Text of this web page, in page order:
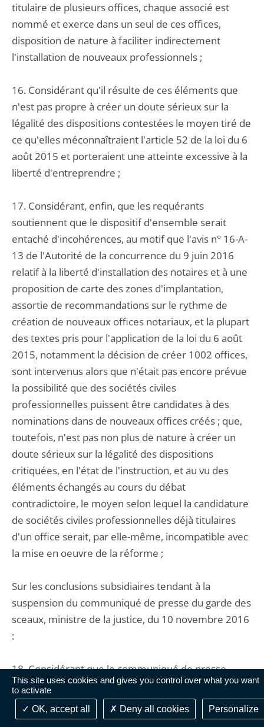
This site uses cookies and gives you control over what you want
to activate
OK, accept all
Deny all cookies Personalize
titulaire de plusieurs offices, chaque associé est
nommé et exerce dans un seul de ces offices,
disposition de nature à faciliter indirectement
l'installation de nouveaux professionnels ;
16. Considérant qu'il résulte de ces éléments que
n'est pas propre à créer un doute sérieux sur la
légalité des dispositions contestées le moyen tiré de
ce qu'elles méconnaîtraient l'article 52 de la loi du 6
août 2015 et porteraient une atteinte excessive à la
liberté d'entreprendre ;
17. Considérant, enfin, que les requérants
soutiennent que le dispositif d'ensemble serait
entaché d'incohérences, au motif que l'avis n° 16-A-
13 de l'Autorité de la concurrence du 9 juin 2016
relatif à la liberté d'installation des notaires et à une
proposition de carte des zones d'implantation,
assortie de recommandations sur le rythme de
création de nouveaux offices notariaux, et la plupart
des textes pris pour l'application de la loi du 6 août
2015, notamment la décision de créer 1002 offices,
sont intervenus alors que n'était pas encore prévue
la possibilité que des sociétés civiles
professionnelles puissent être candidates à des
nominations dans de nouveaux offices créés ; que,
toutefois, n'est pas non plus de nature à créer un
doute sérieux sur la légalité des dispositions
critiquées, en l'état de l'instruction, et au vu des
éléments échangés au cours du débat
contradictoire, le moyen selon lequel la candidature
de sociétés civiles professionnelles déjà titulaires
d'un office serait, par elle-même, incompatible avec
la mise en oeuvre de la réforme ;
Sur les conclusions subsidiaires tendant à la
suspension du communiqué de presse du garde des
sceaux, ministre de la justice, du 10 novembre 2016
:
18. Considérant que le communiqué de presse
critiqué se borne à expliciter le contenu du décret
du 9 novembre 2016 ; qu'il n'a, dès lors, pas le
caractère d'une décision faisant grief ; que, les